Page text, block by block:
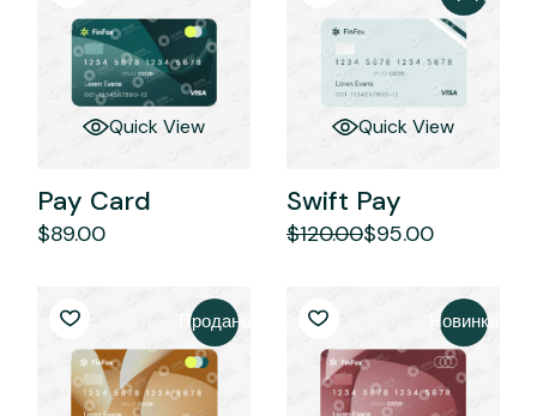
Quick View
Pay Card
$89.00
Quick View
Swift Pay
$120.00
Оригінальна
$95.00
Поточна
Продано Новинка